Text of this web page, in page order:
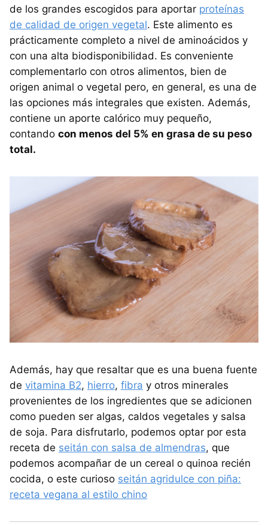
de los grandes escogidos para aportar proteínas
de calidad de origen vegetal. Este alimento es
prácticamente completo a nivel de aminoácidos y
con una alta biodisponibilidad. Es conveniente
complementarlo con otros alimentos, bien de
origen animal o vegetal pero, en general, es una de
las opciones más integrales que existen. Además,
contiene un aporte calórico muy pequeño,
contando con menos del 5% en grasa de su peso
total.
Además, hay que resaltar que es una buena fuente
de vitamina B2, hierro, fibra y otros minerales
provenientes de los ingredientes que se adicionen
como pueden ser algas, caldos vegetales y salsa
de soja. Para disfrutarlo, podemos optar por esta
receta de seitán con salsa de almendras, que
podemos acompañar de un cereal o quinoa recién
cocida, o este curioso seitán agridulce con piña:
receta vegana al estilo chino